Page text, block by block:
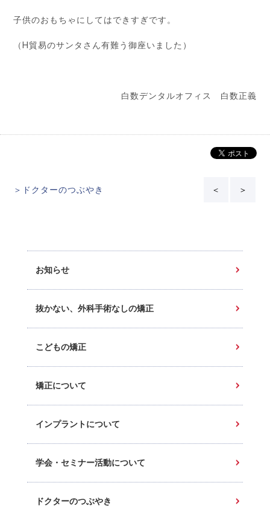
子供のおもちゃにしてはできすぎです。
（H貿易のサンタさん有難う御座いました）
白数デンタルオフィス 白数正義
＞ドクターのつぶやき ＜ ＞
お知らせ
抜かない、外科手術なしの矯正
こどもの矯正
矯正について
インプラントについて
学会・セミナー活動について
ドクターのつぶやき